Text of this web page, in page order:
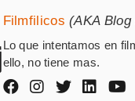
Filmfilicos (AKA Blog
Lo que intentamos en
ello, no tiene mas.